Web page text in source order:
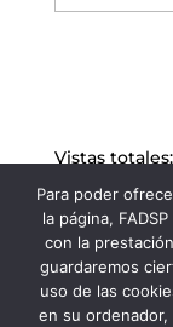
Vistas totales:
Para poder
la página,
con la
guardaremos
uso de las
en su